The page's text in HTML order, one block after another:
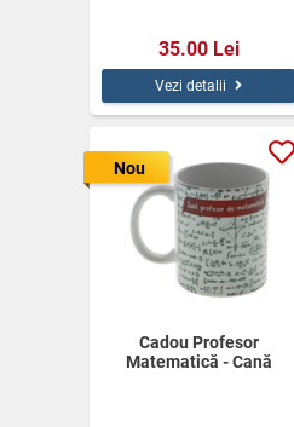
35.00 Lei
Vezi detalii
Cadou Profesor
Matematică - Cană
Nou